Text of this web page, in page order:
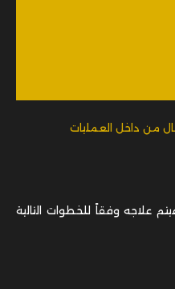
من داخل العمليات
علاجه وفقاً للخطوات التالية